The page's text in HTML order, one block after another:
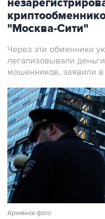
"Москва-Сити"
Через эти обменники
легализовывали
мошенников, заявили
Архивное фото